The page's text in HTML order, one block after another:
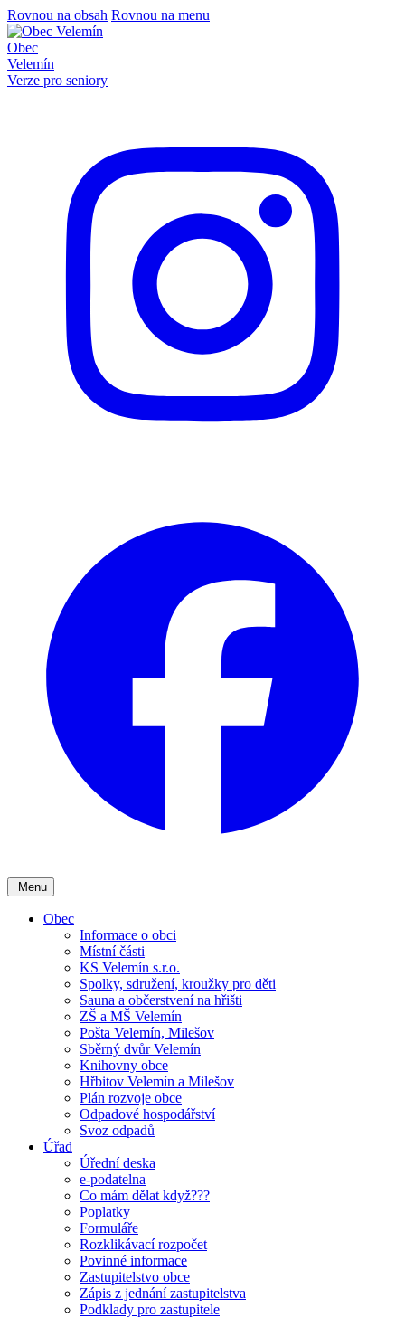
Rovnou na obsah Rovnou na menu
Obec
Velemín
Verze pro seniory
Menu
Obec
Informace o obci
Místní části
KS Velemín s.r.o.
Spolky, sdružení, kroužky pro děti
Sauna a občerstvení na hřišti
ZŠ a MŠ Velemín
Pošta Velemín, Milešov
Sběrný dvůr Velemín
Knihovny obce
Hřbitov Velemín a Milešov
Plán rozvoje obce
Odpadové hospodářství
Svoz odpadů
Úřad
Úřední deska
e-podatelna
Co mám dělat když???
Poplatky
Formuláře
Rozklikávací rozpočet
Povinné informace
Zastupitelstvo obce
Zápis z jednání zastupitelstva
Podklady pro zastupitele